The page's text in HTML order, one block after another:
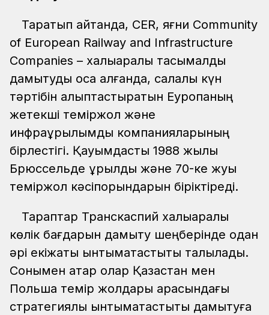
Тарқатып айтқанда, CER, яғни Сommunity
of European Railway and Infrastructure
Companies – халықаралық тасымалды
дамытуды қоса алғанда, салалық күн
тәртібін қалыптастыратын Еуропаның
жетекші теміржол және
инфрақұрылымдық компанияларының
бірлестігі. Қауымдастық 1988 жылы
Брюссельде құрылды және 70-ке жуық
теміржол кәсіпорындарын біріктіреді.
Тараптар Транскаспий халықаралық
көлік бағдарын дамыту шеңберінде одан
әрі екіжақты ынтымақтастықты талқылады.
Сонымен қатар олар Қазақстан мен
Польша темір жолдары арасындағы
стратегиялық ынтымақтастықты дамытуға